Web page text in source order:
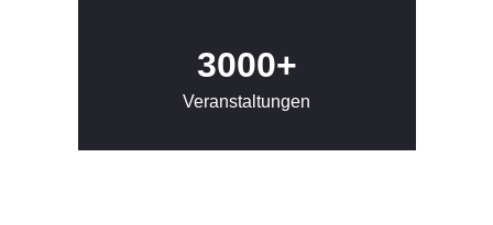
3000+
Veranstaltungen